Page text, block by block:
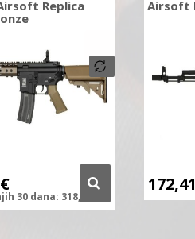
Replica
€
30 dana: 318,40
Airsoft
172,41